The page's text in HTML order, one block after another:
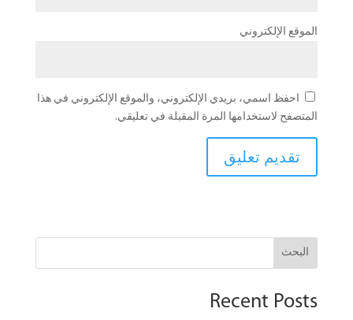
الموقع الإلكتروني
احفظ اسمي، بريدي الإلكتروني، والموقع الإلكتروني في هذا
المتصفح لاستخدامها المرة المقبلة في تعليقي.
البحث
Recent Posts